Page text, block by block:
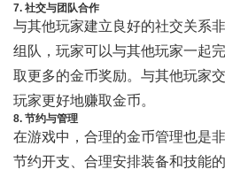
7. 社交与团队合作
与其他玩家建立良好的社交关系
组队，玩家可以与其他玩家一起
取更多的金币奖励。与其他玩家
玩家更好地赚取金币。
8. 节约与管理
在游戏中，合理的金币管理也是
节约开支、合理安排装备和技能